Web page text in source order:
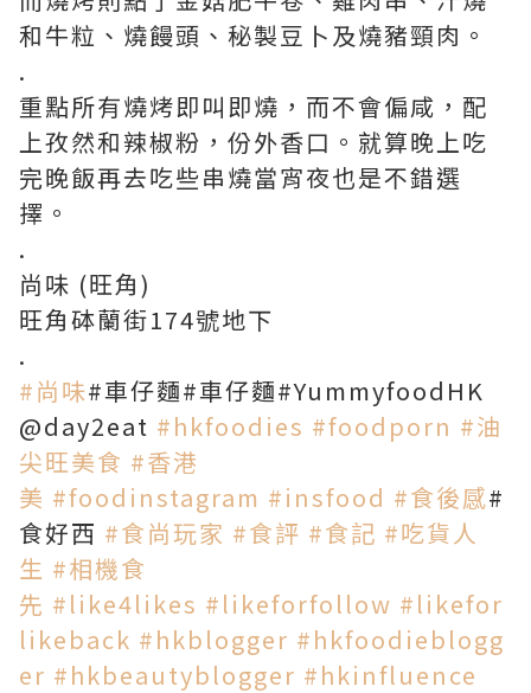
和牛粒、燒饅頭、秘製豆卜及燒豬頸肉。
.
重點所有燒烤即叫即燒，而不會偏咸，配
上孜然和辣椒粉，份外香口。就算晚上吃
完晚飯再去吃些串燒當宵夜也是不錯選
擇。
.
尚味 (旺角)
旺角砵蘭街174號地下
.
#尚味#車仔麵#車仔麵#YummyfoodHK
@day2eat #hkfoodies #foodporn #油
尖旺美食 #香港
美 #foodinstagram #insfood #食後感#
食好西 #食尚玩家 #食評 #食記 #吃貨人
生 #相機食
先 #like4likes #likeforfollow #likefor
likeback #hkblogger #hkfoodieblogg
er #hkbeautyblogger #hkinfluence